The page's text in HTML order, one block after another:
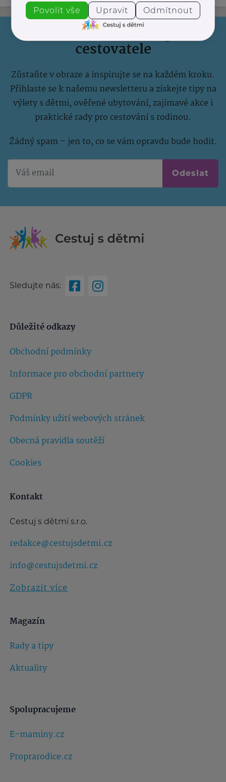
Informace(nejen)
cestovatele
Zůstaňte v obraze a inspirujte se na každém kroku.
Přihlaste se k našemu newsletteru a získejte tipy na
výlety s dětmi, ověřené ubytování, zajímavé akce i
praktické rady pro cestování s rodinou.
Žádný spam – jen to, co se vám opravdu bude hodit.
Odeslat
Sledujte nás:
Důležité odkazy
Obchodní podmínky
Informace pro obchodní partnery
GDPR
Podmínky užití webových stránek
Obecná pravidla soutěží
Cookies
Kontakt
Cestuj s dětmi s.r.o.
redakce@cestujsdetmi.cz
info@cestujsdetmi.cz
Zobrazit více
Magazín
Rady a tipy
Aktuality
Spolupracujeme
E-maminy.cz
Proprarodice.cz
Povolit vše Upravit Odmítnout